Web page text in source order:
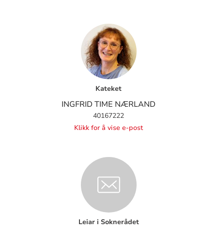
Kateket
INGFRID TIME NÆRLAND
40167222
Klikk for å vise e-post
Leiar i Soknerådet